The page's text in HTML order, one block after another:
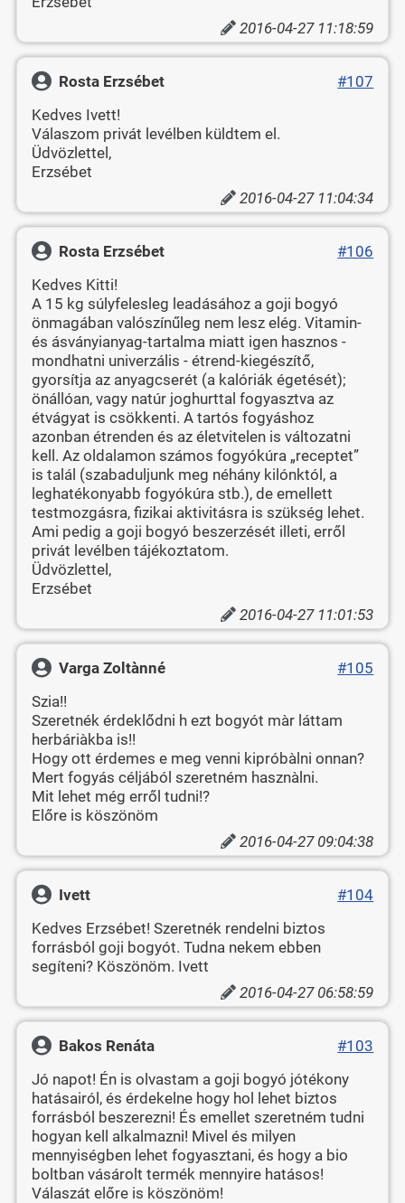
2016-04-27 11:18:59
Rosta Erzsébet
#107
Kedves Ivett!
Válaszom privát levélben küldtem el.
Üdvözlettel,
Erzsébet
2016-04-27 11:04:34
Rosta Erzsébet
#106
Kedves Kitti!
A 15 kg súlyfelesleg leadásához a goji bogyó
önmagában valószínűleg nem lesz elég. Vitamin-
és ásványianyag-tartalma miatt igen hasznos -
mondhatni univerzális - étrend-kiegészítő,
gyorsítja az anyagcserét (a kalóriák égetését);
önállóan, vagy natúr joghurttal fogyasztva az
étvágyat is csökkenti. A tartós fogyáshoz
azonban étrenden és az életvitelen is változatni
kell. Az oldalamon számos fogyókúra „receptet”
is talál (szabaduljunk meg néhány kilónktól, a
leghatékonyabb fogyókúra stb.), de emellett
testmozgásra, fizikai aktivitásra is szükség lehet.
Ami pedig a goji bogyó beszerzését illeti, erről
privát levélben tájékoztatom.
Üdvözlettel,
Erzsébet
2016-04-27 11:01:53
Varga Zoltànné
#105
Szia!!
Szeretnék érdeklődni h ezt bogyót màr láttam
herbáriàkba is!!
Hogy ott érdemes e meg venni kipróbàlni onnan?
Mert fogyás céljából szeretném hasznàlni.
Mit lehet még erről tudni!?
Előre is köszönöm
2016-04-27 09:04:38
Ivett
#104
Kedves Erzsébet! Szeretnék rendelni biztos
forrásból goji bogyót. Tudna nekem ebben
segíteni? Köszönöm. Ivett
2016-04-27 06:58:59
Bakos Renáta
#103
Jó napot! Én is olvastam a goji bogyó jótékony
hatásairól, és érdekelne hogy hol lehet biztos
forrásból beszerezni! És emellet szeretném tudni
hogyan kell alkalmazni! Mivel és milyen
mennyiségben lehet fogyasztani, és hogy a bio
boltban vásárolt termék mennyire hatásos!
Válaszát előre is köszönöm!